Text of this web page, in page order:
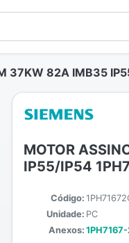
37KW 82A IMB35
MOTOR
IP55/IP54
Código:
Unidade: PC
Anexos: